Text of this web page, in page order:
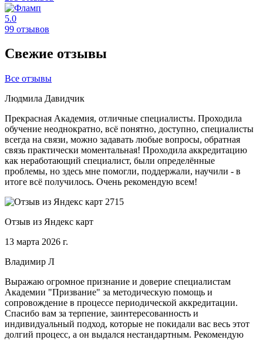
5.0
99 отзывов
Свежие отзывы
Все отзывы
Людмила Давидчик
Прекрасная Академия, отличные специалисты. Проходила
обучение неоднократно, всё понятно, доступно, специалисты
всегда на связи, можно задавать любые вопросы, обратная
связь практически моментальная! Проходила аккредитацию
как неработающий специалист, были определённые
проблемы, но здесь мне помогли, поддержали, научили - в
итоге всё получилось. Очень рекомендую всем!
Отзыв из Яндекс карт
13 марта 2026 г.
Владимир Л
Выражаю огромное признание и доверие специалистам
Академии "Призвание" за методическую помощь и
сопровождение в процессе периодической аккредитации.
Спасибо вам за терпение, заинтересованность и
индивидуальный подход, которые не покидали вас весь этот
долгий процесс, а он выдался нестандартным. Рекомендую